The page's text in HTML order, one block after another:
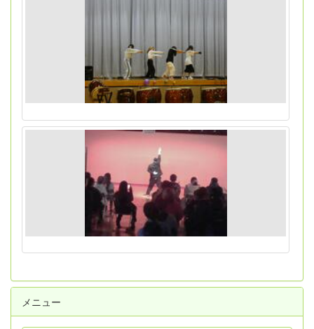
メニュー